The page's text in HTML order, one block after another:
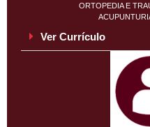
ORTOPEDIA E
Ver Currículo